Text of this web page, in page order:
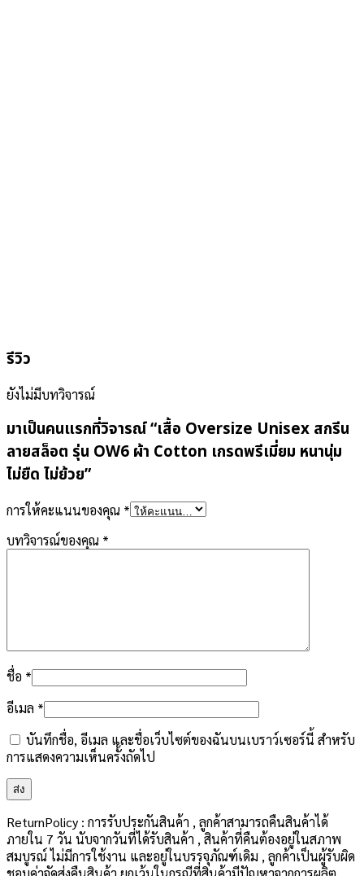
รีวิว
ยังไม่มีบทวิจารณ์
มาเป็นคนแรกที่วิจารณ์ “เสื้อ Oversize Unisex สกรีน
ลายสล็อต รุ่น OW6 ผ้า Cotton เกรดพรีเมี่ยม หนานุ่ม
ไม่ยืด ไม่ย้วย”
การให้คะแนนของคุณ *
บทวิจารณ์ของคุณ *
ชื่อ *
อีเมล *
บันทึกชื่อ, อีเมล และชื่อเว็บไซต์ของฉันบนเบราว์เซอร์นี้ สำหรับ
การแสดงความเห็นครั้งถัดไป
ReturnPolicy : การรับประกันสินค้า , ลูกค้าสามารถคืนสินค้าได้
ภายใน 7 วัน นับจากวันที่ได้รับสินค้า , สินค้าที่คืนต้องอยู่ในสภาพ
สมบูรณ์ ไม่มีการใช้งาน และอยู่ในบรรจุภัณฑ์เดิม , ลูกค้าเป็นผู้รับผิด